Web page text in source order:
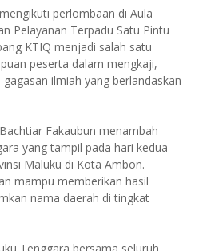
perlombaan di Aula
Pelayanan Terpadu Satu Pintu
KTIQ menjadi salah satu
peserta dalam mengkaji,
ilmiah yang berlandaskan
Fakaubun menambah
yang tampil pada hari kedua
Maluku di Kota Ambon.
mampu memberikan hasil
nama daerah di tingkat
Tenggara bersama seluruh